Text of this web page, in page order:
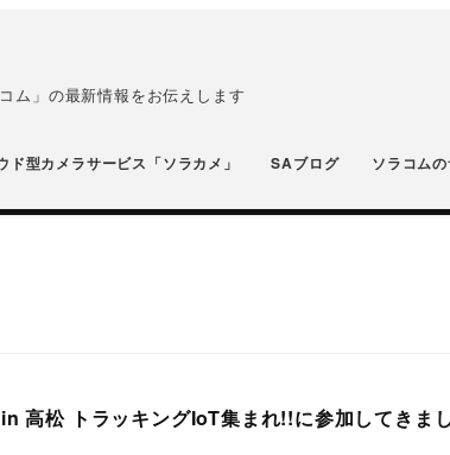
ム」の最新情報をお伝えします
ド型カメラサービス「ソラカメ」 SAブログ ソラコム
高松 トラッキングIoT集まれ!!に参加してきま